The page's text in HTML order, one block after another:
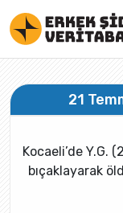
21
Kocaeli’de Y.G.
bıçaklayarak